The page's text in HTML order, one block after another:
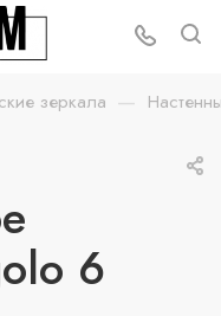
зеркала —
6